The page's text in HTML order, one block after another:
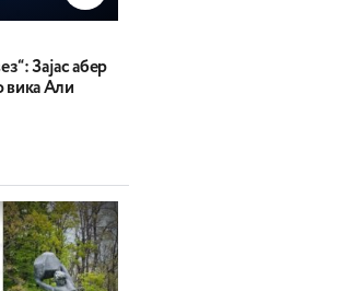
Зајас абер
вика Али